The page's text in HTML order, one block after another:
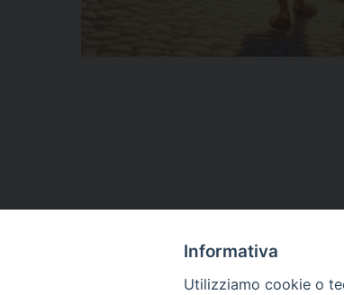
VESCOVO ORARI MESSE
Informativa
Utilizziamo cookie o